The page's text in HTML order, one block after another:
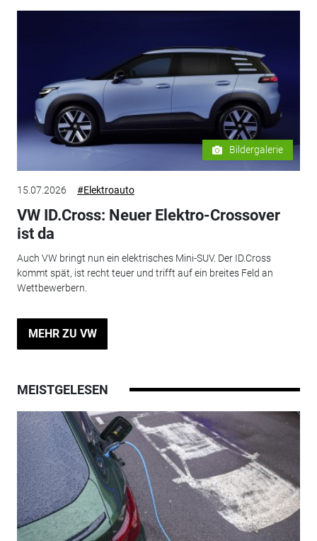
Bildergalerie
15.07.2026 #Elektroauto
VW ID.Cross: Neuer Elektro-Crossover
ist da
Auch VW bringt nun ein elektrisches Mini-SUV. Der ID.Cross
kommt spät, ist recht teuer und trifft auf ein breites Feld an
Wettbewerbern.
MEHR ZU VW
MEISTGELESEN